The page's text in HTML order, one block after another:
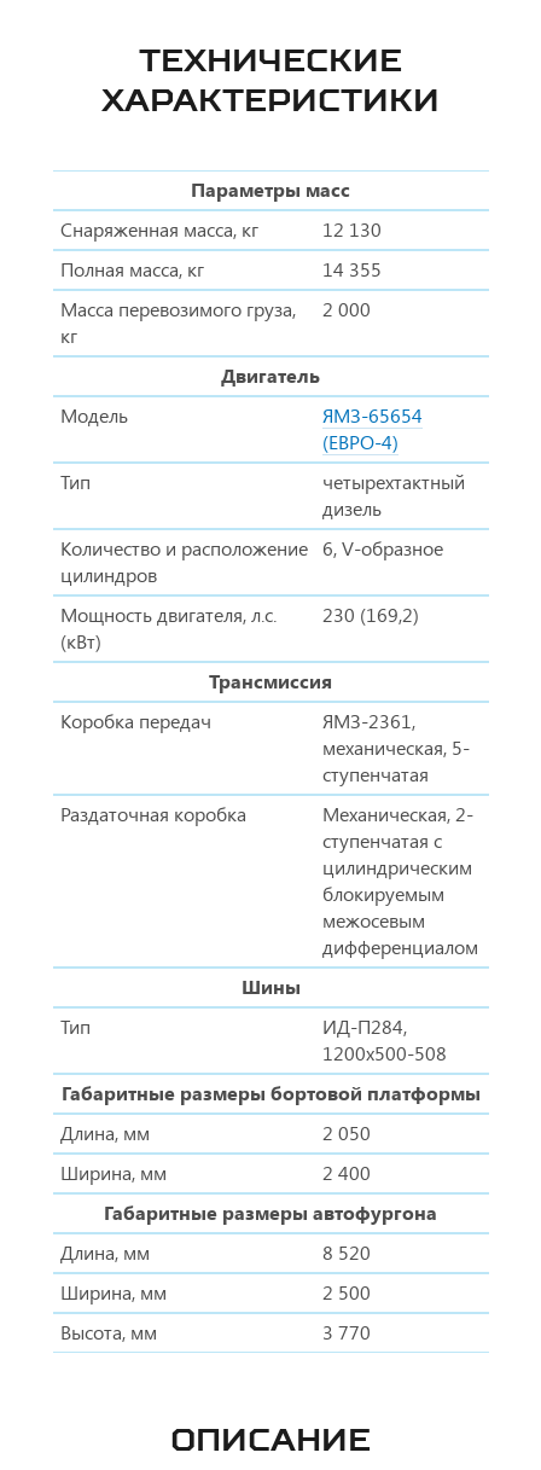
ТЕХНИЧЕСКИЕ
ХАРАКТЕРИСТИКИ
Параметры масс
Снаряженная масса, кг
12 130
Полная масса, кг
14 355
Масса перевозимого груза,
кг
2 000
Двигатель
Модель
ЯМЗ-65654
(ЕВРО-4)
Тип
четырехтактный
дизель
Количество и расположение
цилиндров
6, V-образное
Мощность двигателя, л.с.
(кВт)
230 (169,2)
Трансмиссия
Коробка передач
ЯМЗ-2361,
механическая, 5-
ступенчатая
Раздаточная коробка
Механическая, 2-
ступенчатая с
цилиндрическим
блокируемым
межосевым
дифференциалом
Шины
Тип
ИД-П284,
1200х500-508
Габаритные размеры бортовой платформы
Длина, мм
2 050
Ширина, мм
2 400
Габаритные размеры автофургона
Длина, мм
8 520
Ширина, мм
2 500
Высота, мм
3 770
ОПИСАНИЕ